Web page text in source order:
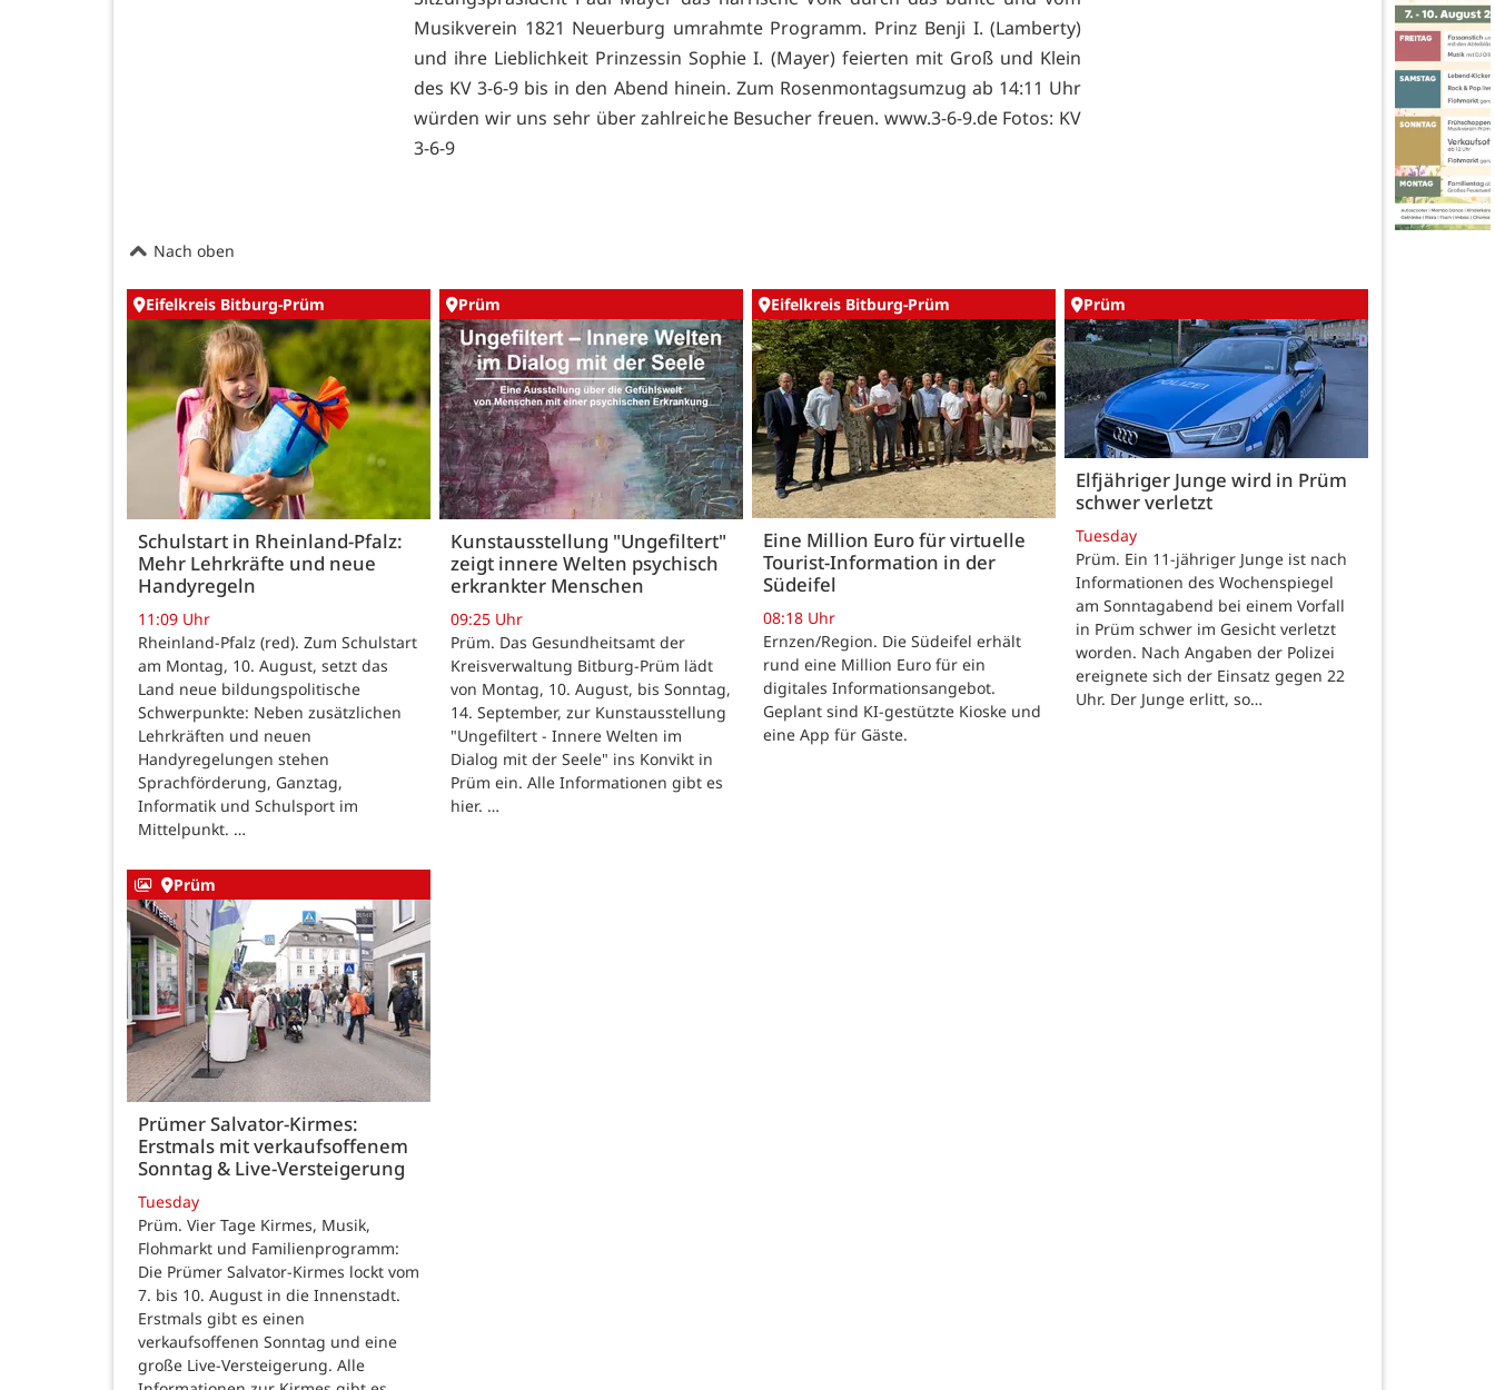
Musikverein 1821 Neuerburg umrahmte Programm. Prinz Benji I. (Lamberty)
und ihre Lieblichkeit Prinzessin Sophie I. (Mayer) feierten mit Groß und Klein
des KV 3-6-9 bis in den Abend hinein. Zum Rosenmontagsumzug ab 14:11 Uhr
würden wir uns sehr über zahlreiche Besucher freuen. www.3-6-9.de Fotos: KV
3-6-9
Nach oben
Eifelkreis Bitburg-Prüm
Schulstart in Rheinland-Pfalz:
Mehr Lehrkräfte und neue
Handyregeln
11:09 Uhr
Rheinland-Pfalz (red). Zum Schulstart
am Montag, 10. August, setzt das
Land neue bildungspolitische
Schwerpunkte: Neben zusätzlichen
Lehrkräften und neuen
Handyregelungen stehen
Sprachförderung, Ganztag,
Informatik und Schulsport im
Mittelpunkt. …
Prüm
Kunstausstellung "Ungefiltert"
zeigt innere Welten psychisch
erkrankter Menschen
09:25 Uhr
Prüm. Das Gesundheitsamt der
Kreisverwaltung Bitburg-Prüm lädt
von Montag, 10. August, bis Sonntag,
14. September, zur Kunstausstellung
"Ungefiltert - Innere Welten im
Dialog mit der Seele" ins Konvikt in
Prüm ein. Alle Informationen gibt es
hier. …
Eifelkreis Bitburg-Prüm
Eine Million Euro für virtuelle
Tourist-Information in der
Südeifel
08:18 Uhr
Ernzen/Region. Die Südeifel erhält
rund eine Million Euro für ein
digitales Informationsangebot.
Geplant sind KI-gestützte Kioske und
eine App für Gäste.
Prüm
Elfjähriger Junge wird in Prüm
schwer verletzt
Tuesday
Prüm. Ein 11-jähriger Junge ist nach
Informationen des Wochenspiegel
am Sonntagabend bei einem Vorfall
in Prüm schwer im Gesicht verletzt
worden. Nach Angaben der Polizei
ereignete sich der Einsatz gegen 22
Uhr. Der Junge erlitt, so…
Prüm
Prümer Salvator-Kirmes:
Erstmals mit verkaufsoffenem
Sonntag & Live-Versteigerung
Tuesday
Prüm. Vier Tage Kirmes, Musik,
Flohmarkt und Familienprogramm:
Die Prümer Salvator-Kirmes lockt vom
7. bis 10. August in die Innenstadt.
Erstmals gibt es einen
verkaufsoffenen Sonntag und eine
große Live-Versteigerung. Alle